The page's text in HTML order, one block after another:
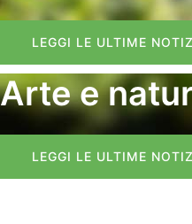
LEGGI LE ULTIME
Arte e
LEGGI LE ULTIME